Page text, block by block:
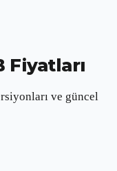
Fiyatları
ve güncel